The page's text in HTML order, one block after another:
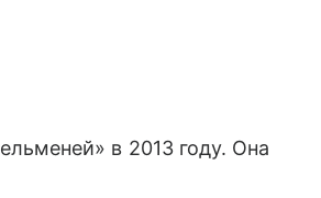
в 2013 году. Она